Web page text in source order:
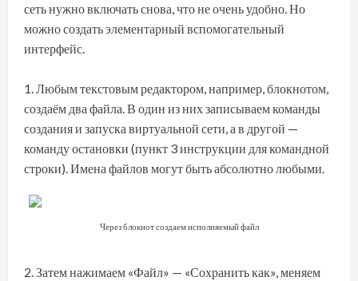
сеть нужно включать снова, что не очень удобно. Но
можно создать элементарный вспомогательный
интерфейс.
Любым текстовым редактором, например, блокнотом,
создаём два файла. В один из них записываем команды
создания и запуска виртуальной сети, а в другой —
команду остановки (пункт 3 инструкции для командной
строки). Имена файлов могут быть абсолютно любыми.
Через блокнот создаем исполняемый файл
Затем нажимаем «Файл» — «Сохранить как», меняем